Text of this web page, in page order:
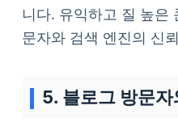
니다. 유익하고 질 높은
문자와 검색 엔진의 신
5. 블로그 방문자